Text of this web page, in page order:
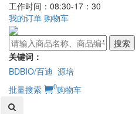
工作时间：08:30-17：30
我的订单 购物车
搜索
关键词：
BDBIO/百迪 源培
批量搜索
0购物车